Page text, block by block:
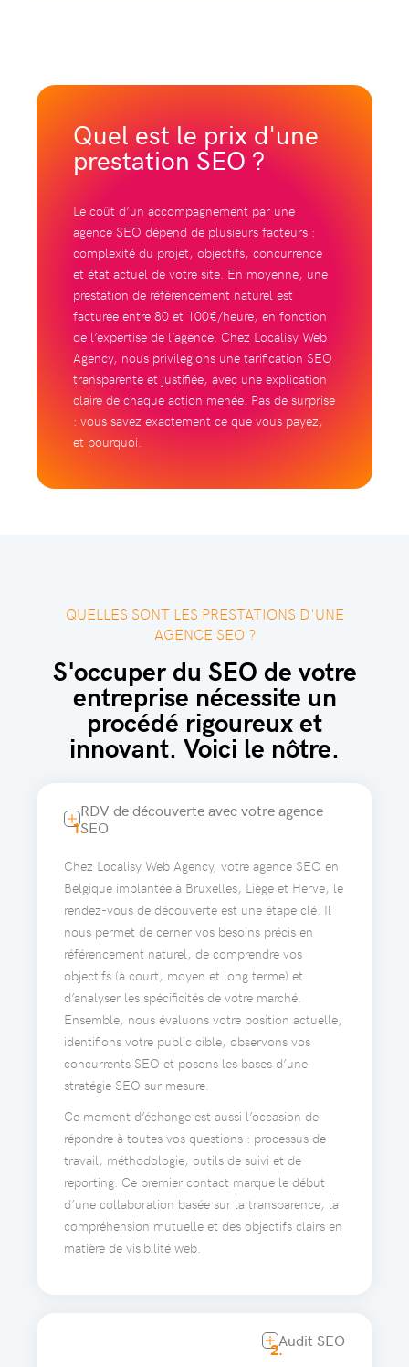
Quel est le prix d'une
prestation SEO ?
Le coût d’un accompagnement par une
agence SEO dépend de plusieurs facteurs :
complexité du projet, objectifs, concurrence
et état actuel de votre site. En moyenne, une
prestation de référencement naturel est
facturée entre 80 et 100€/heure, en fonction
de l’expertise de l’agence. Chez Localisy Web
Agency, nous privilégions une tarification SEO
transparente et justifiée, avec une explication
claire de chaque action menée. Pas de surprise
: vous savez exactement ce que vous payez,
et pourquoi.
QUELLES SONT LES PRESTATIONS D'UNE
AGENCE SEO ?
S'occuper du SEO de votre
entreprise nécessite un
procédé rigoureux et
innovant. Voici le nôtre.
1.
RDV de découverte avec votre agence
SEO
Chez Localisy Web Agency, votre agence SEO en
Belgique implantée à Bruxelles, Liège et Herve, le
rendez-vous de découverte est une étape clé. Il
nous permet de cerner vos besoins précis en
référencement naturel, de comprendre vos
objectifs (à court, moyen et long terme) et
d’analyser les spécificités de votre marché.
Ensemble, nous évaluons votre position actuelle,
identifions votre public cible, observons vos
concurrents SEO et posons les bases d’une
stratégie SEO sur mesure.
Ce moment d’échange est aussi l’occasion de
répondre à toutes vos questions : processus de
travail, méthodologie, outils de suivi et de
reporting. Ce premier contact marque le début
d’une collaboration basée sur la transparence, la
compréhension mutuelle et des objectifs clairs en
matière de visibilité web.
2.Audit SEO